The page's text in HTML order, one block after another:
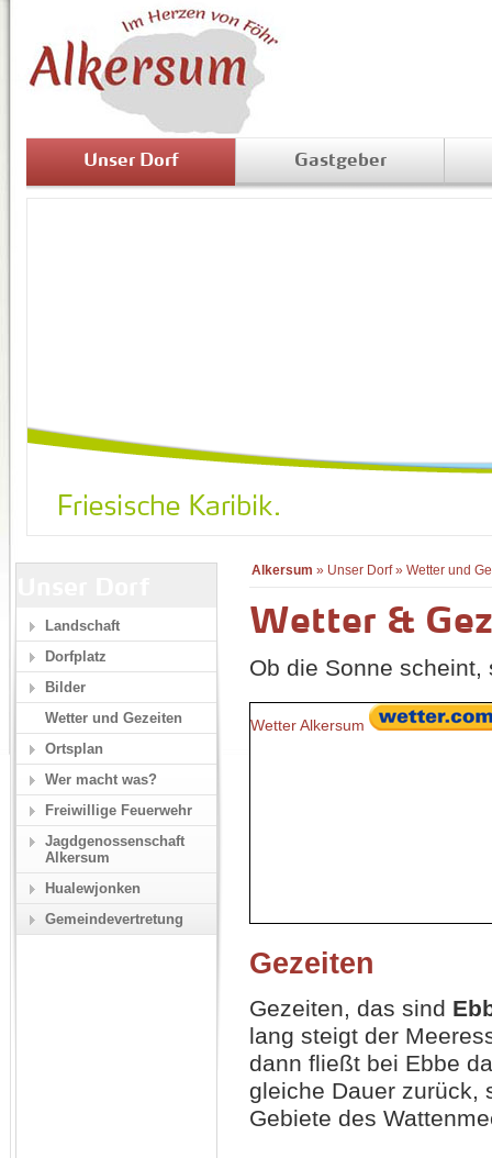
Unser Dorf Gastgeber
Alkersum » Unser Dorf» Wetter und
Wetter &
Ob die Sonne
Wetter Alkersum
Gezeiten
Gezeiten, das sind
lang steigt der
dann fließt bei Ebbe
gleiche Dauer zurück,
Gebiete des
Landschaft
Dorfplatz
Bilder
Wetter und Gezeiten
Ortsplan
Wer macht was?
Freiwillige Feuerwehr
Jagdgenossenschaft
Alkersum
Hualewjonken
Gemeindevertretung